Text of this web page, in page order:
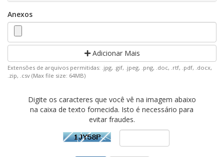
Anexos
Adicionar Mais
Extensões de arquivos permitidas: .jpg, .gif, .jpeg, .png, .doc, .rtf, .pdf, .docx,
.zip, .csv (Max file size: 64MB)
Digite os caracteres que você vê na imagem abaixo
na caixa de texto fornecida. Isto é necessário para
evitar fraudes.